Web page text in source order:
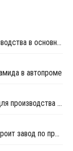
"Росстат" в июне зафиксировал рост производства в основных группах пластмасс
в автопроме
СИБУР развивает марочный ассортимент для производства одежды и аксессуаров
"Федеральная полиамидная компания" построит завод по производству полиамидных пленок